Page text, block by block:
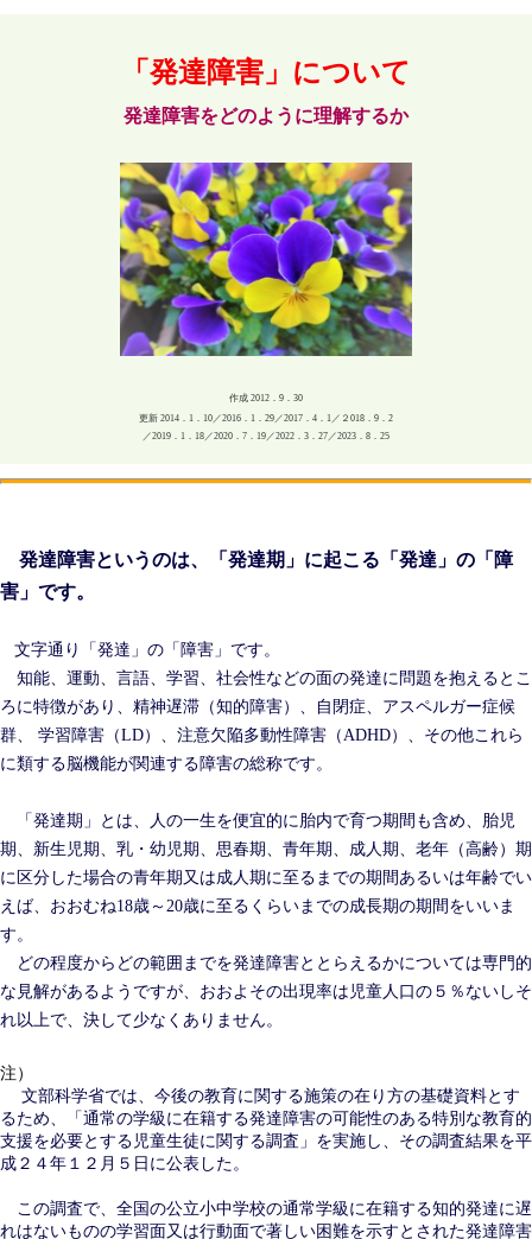
「発達障害」について
発達障害をどのように理解するか
作成 2012．9．30
更新 2014．1．10／2016．1．29／2017．4．1／２018．9．2
／2019．1．18／2020．7．19／2022．3．27／2023．8．25
発達障害というのは、「発達期」に起こる「発達」の「障
害」です。
文字通り「発達」の「障害」です。
知能、運動、言語、学習、社会性などの面の発達に問題を抱えるとこ
ろに特徴があり、精神遅滞（知的障害）、自閉症、アスペルガー症候
群、 学習障害（LD）、注意欠陥多動性障害（ADHD）、その他これら
に類する脳機能が関連する障害の総称です。
「発達期」とは、人の一生を便宜的に胎内で育つ期間も含め、胎児
期、新生児期、乳・幼児期、思春期、青年期、成人期、老年（高齢）期
に区分した場合の青年期又は成人期に至るまでの期間あるいは年齢でい
えば、おおむね18歳～20歳に至るくらいまでの成長期の期間をいいま
す。
どの程度からどの範囲までを発達障害ととらえるかについては専門的
な見解があるようですが、おおよその出現率は児童人口の５％ないしそ
れ以上で、決して少なくありません。
注）
文部科学省では、今後の教育に関する施策の在り方の基礎資料とす
るため、「通常の学級に在籍する発達障害の可能性のある特別な教育的
支援を必要とする児童生徒に関する調査」を実施し、その調査結果を平
成２４年１２月５日に公表した。
この調査で、全国の公立小中学校の通常学級に在籍する知的発達に遅
れはないものの学習面又は行動面で著しい困難を示すとされた発達障害